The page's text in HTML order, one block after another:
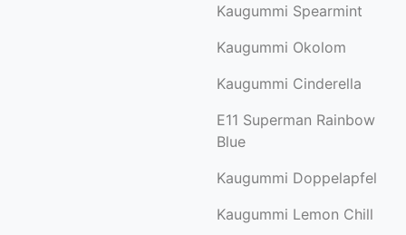
Kaugummi Spearmint
Kaugummi Okolom
Kaugummi Cinderella
E11 Superman Rainbow
Blue
Kaugummi Doppelapfel
Kaugummi Lemon Chill